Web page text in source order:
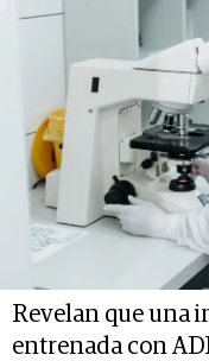
Revelan que una
entrenada con